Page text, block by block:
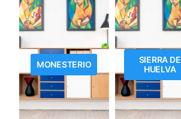
MONESTERIO
SIERRA DE
HUELVA